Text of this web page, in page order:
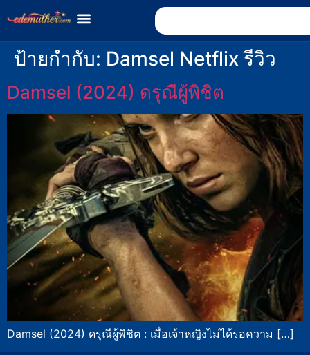
ป้ายกำกับ: Damsel Netflix รีวิว
Damsel (2024) ดรุณีผู้พิชิต
Damsel (2024) ดรุณีผู้พิชิต : เมื่อเจ้าหญิงไม่ได้รอความ […]